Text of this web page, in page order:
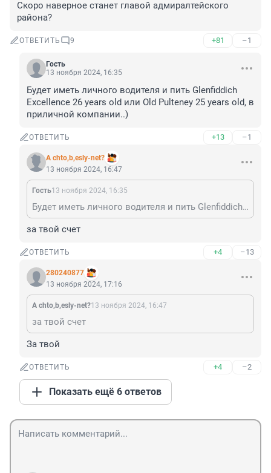
Скоро наверное станет главой адмиралтейского
района?
ОТВЕТИТЬ 9 +81 –1
Гость
13 ноября 2024, 16:35
Будет иметь личного водителя и пить Glenfiddich
Excellence 26 years old или Old Pulteney 25 years old, в
приличной компании..)
ОТВЕТИТЬ +13 –1
A chto,b,esly-net?
13 ноября 2024, 16:47
Гость13 ноября 2024, 16:35
Будет иметь личного водителя и пить Glenfiddich Excellence 26 years old или Old Pulteney 25 years old, в приличной компании..)
за твой счет
ОТВЕТИТЬ +4 –13
280240877
13 ноября 2024, 17:16
A chto,b,esly-net?13 ноября 2024, 16:47
за твой счет
За твой
ОТВЕТИТЬ +4 –2
Показать ещё 6 ответов